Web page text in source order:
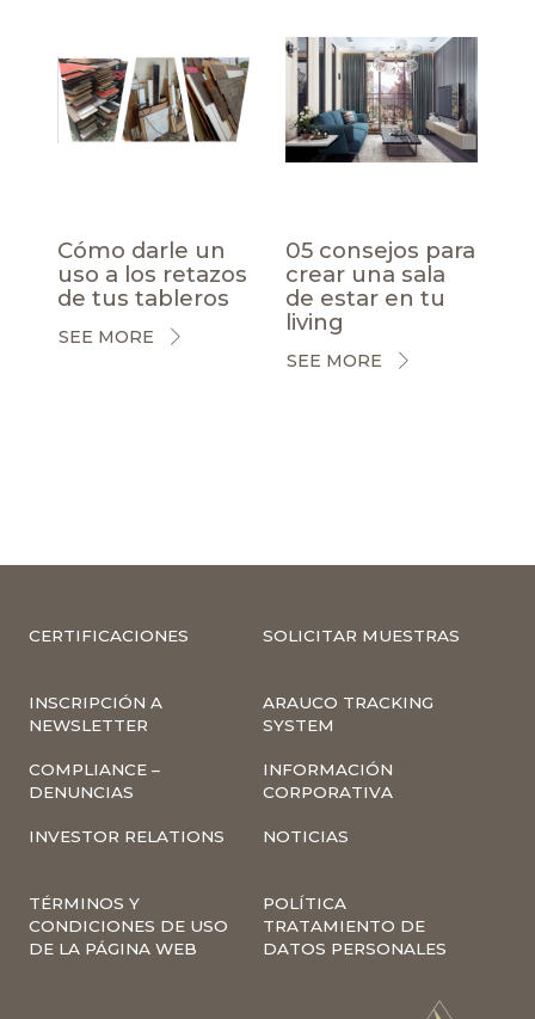
Cómo darle un
uso a los retazos
de tus tableros
SEE MORE
05 consejos para
crear una sala
de estar en tu
living
SEE MORE
CERTIFICACIONES SOLICITAR MUESTRAS
INSCRIPCIÓN A
NEWSLETTER
ARAUCO TRACKING
SYSTEM
COMPLIANCE –
DENUNCIAS
INFORMACIÓN
CORPORATIVA
INVESTOR RELATIONS NOTICIAS
TÉRMINOS Y
CONDICIONES DE USO
DE LA PÁGINA WEB
POLÍTICA
TRATAMIENTO DE
DATOS PERSONALES